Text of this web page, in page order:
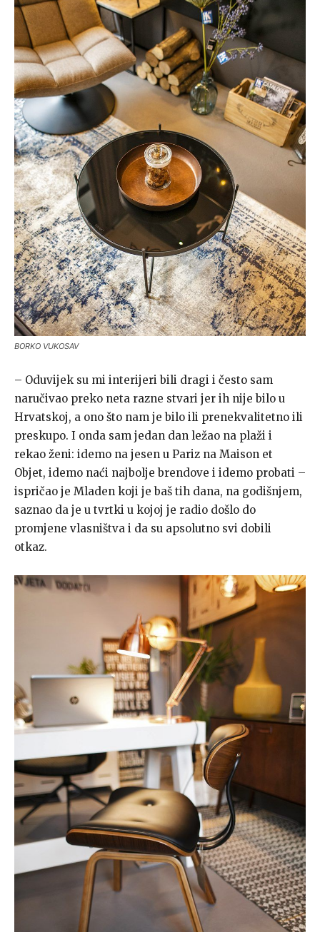
BORKO VUKOSAV
– Oduvijek su mi interijeri bili dragi i često sam
naručivao preko neta razne stvari jer ih nije bilo u
Hrvatskoj, a ono što nam je bilo ili prenekvalitetno ili
preskupo. I onda sam jedan dan ležao na plaži i
rekao ženi: idemo na jesen u Pariz na Maison et
Objet, idemo naći najbolje brendove i idemo probati –
ispričao je Mladen koji je baš tih dana, na godišnjem,
saznao da je u tvrtki u kojoj je radio došlo do
promjene vlasništva i da su apsolutno svi dobili
otkaz.